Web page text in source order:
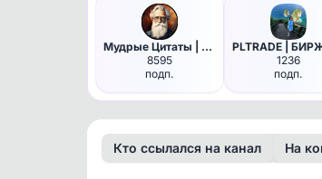
Мудрые Цитаты | Саморазвитие
8595
подп.
1236
подп.
Кто ссылался на канал На